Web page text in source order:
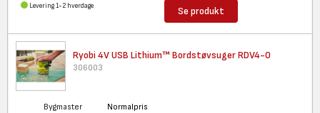
Levering 1-2 hverdage Se produkt
Ryobi 4V USB Lithium™ Bordstøvsuger RDV4-0
306003
Bygmaster Normalpris